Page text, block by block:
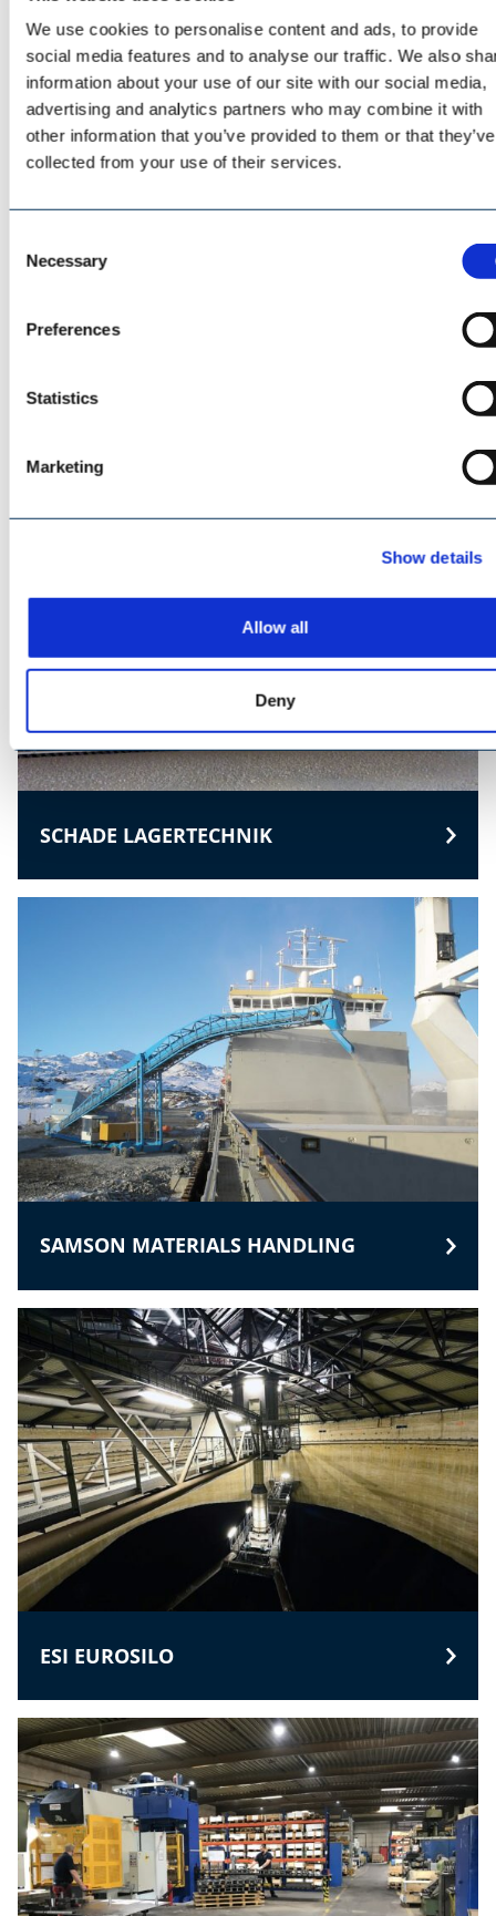
We use cookies to personalise content and ads, to provide
social media features and to analyse our traffic. We also
information about your use of our site with our social media,
advertising and analytics partners who may combine it with
other information that you’ve provided to them or that they’ve
collected from your use of their services.
Selection
Necessary
Preferences
Statistics
Marketing
Show details
Allow all
Deny
AUMUND GROUP
SCHADE LAGERTECHNIK
SAMSON MATERIALS HANDLING
ESI EUROSILO